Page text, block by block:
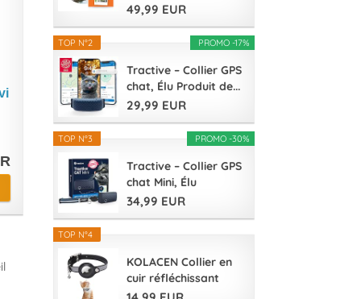
49,99 EUR
PROMO -17%
TOP N°2
Tractive – Collier GPS
chat, Élu Produit de...
29,99 EUR
PROMO -30%
TOP N°3
Tractive – Collier GPS
chat Mini, Élu
Produit...
34,99 EUR
TOP N°4
KOLACEN Collier en
cuir réfléchissant
AirTag...